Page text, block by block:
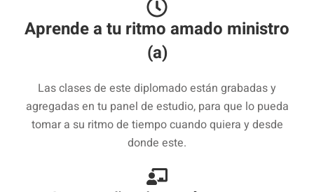
Aprende a tu ritmo amado ministro
(a)
Las clases de este diplomado están grabadas y
agregadas en tu panel de estudio, para que lo pueda
tomar a su ritmo de tiempo cuando quiera y desde
donde este.